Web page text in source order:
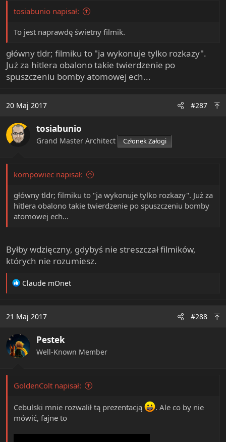
tosiabunio napisał:
To jest naprawdę świetny filmik.
główny tldr; filmiku to "ja wykonuje tylko rozkazy".
Już za hitlera obalono takie twierdzenie po
spuszczeniu bomby atomowej ech...
20 Maj 2017 #287
tosiabunio
Grand Master Architect Członek Załogi
kompowiec napisał:
główny tldr; filmiku to "ja wykonuje tylko rozkazy". Już za
hitlera obalono takie twierdzenie po spuszczeniu bomby
atomowej ech...
Byłby wdzięczny, gdybyś nie streszczał filmików,
których nie rozumiesz.
R
t
o
n
s
Claude mOnet
21 Maj 2017 #288
Pestek
Well-Known Member
GoldenColt napisał:
Cebulski mnie rozwalił tą prezentacją
. Ale co by nie
mówić, fajne to